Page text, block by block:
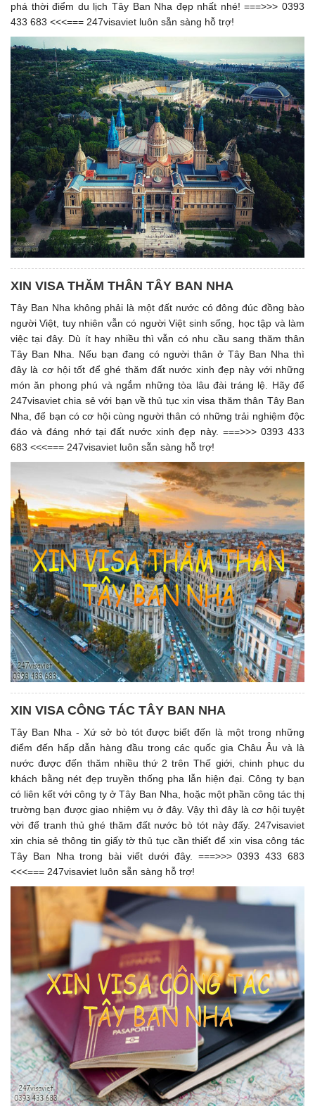
phá thời điểm du lịch Tây Ban Nha đẹp nhất nhé! ===>>> 0393
433 683 <<<=== 247visaviet luôn sẵn sàng hỗ trợ!
XIN VISA THĂM THÂN TÂY BAN NHA
Tây Ban Nha không phải là một đất nước có đông đúc đồng bào
người Việt, tuy nhiên vẫn có người Việt sinh sống, học tập và làm
việc tại đây. Dù ít hay nhiều thì vẫn có nhu cầu sang thăm thân
Tây Ban Nha. Nếu bạn đang có người thân ở Tây Ban Nha thì
đây là cơ hội tốt để ghé thăm đất nước xinh đẹp này với những
món ăn phong phú và ngắm những tòa lâu đài tráng lệ. Hãy để
247visaviet chia sẻ với bạn về thủ tục xin visa thăm thân Tây Ban
Nha, để bạn có cơ hội cùng người thân có những trải nghiệm độc
đáo và đáng nhớ tại đất nước xinh đẹp này. ===>>> 0393 433
683 <<<=== 247visaviet luôn sẵn sàng hỗ trợ!
XIN VISA CÔNG TÁC TÂY BAN NHA
Tây Ban Nha - Xứ sở bò tót được biết đến là một trong những
điểm đến hấp dẫn hàng đầu trong các quốc gia Châu Âu và là
nước được đến thăm nhiều thứ 2 trên Thế giới, chinh phục du
khách bằng nét đẹp truyền thống pha lẫn hiện đại. Công ty bạn
có liên kết với công ty ở Tây Ban Nha, hoặc một phần công tác thị
trường bạn được giao nhiệm vụ ở đây. Vậy thì đây là cơ hội tuyệt
vời để tranh thủ ghé thăm đất nước bò tót này đấy. 247visaviet
xin chia sẻ thông tin giấy tờ thủ tục cần thiết để xin visa công tác
Tây Ban Nha trong bài viết dưới đây. ===>>> 0393 433 683
<<<=== 247visaviet luôn sẵn sàng hỗ trợ!